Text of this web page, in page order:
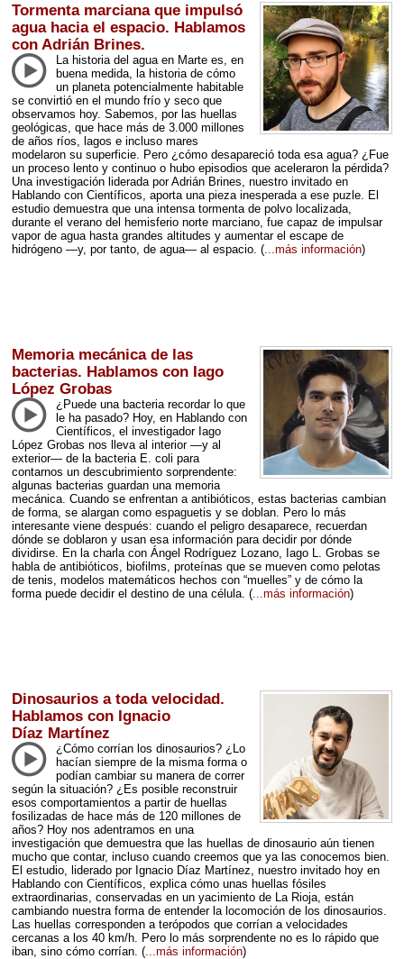
Tormenta marciana que impulsó
agua hacia el espacio. Hablamos
con Adrián Brines.
La historia del agua en Marte es, en
buena medida, la historia de cómo
un planeta potencialmente habitable
se convirtió en el mundo frío y seco que
observamos hoy. Sabemos, por las huellas
geológicas, que hace más de 3.000 millones
de años ríos, lagos e incluso mares
modelaron su superficie. Pero ¿cómo desapareció toda esa agua? ¿Fue
un proceso lento y continuo o hubo episodios que aceleraron la pérdida?
Una investigación liderada por Adrián Brines, nuestro invitado en
Hablando con Científicos, aporta una pieza inesperada a ese puzle. El
estudio demuestra que una intensa tormenta de polvo localizada,
durante el verano del hemisferio norte marciano, fue capaz de impulsar
vapor de agua hasta grandes altitudes y aumentar el escape de
hidrógeno —y, por tanto, de agua— al espacio. (...más información)
Memoria mecánica de las
bacterias. Hablamos con Iago
López Grobas
¿Puede una bacteria recordar lo que
le ha pasado? Hoy, en Hablando con
Científicos, el investigador Iago
López Grobas nos lleva al interior —y al
exterior— de la bacteria E. coli para
contarnos un descubrimiento sorprendente:
algunas bacterias guardan una memoria
mecánica. Cuando se enfrentan a antibióticos, estas bacterias cambian
de forma, se alargan como espaguetis y se doblan. Pero lo más
interesante viene después: cuando el peligro desaparece, recuerdan
dónde se doblaron y usan esa información para decidir por dónde
dividirse. En la charla con Ángel Rodríguez Lozano, Iago L. Grobas se
habla de antibióticos, biofilms, proteínas que se mueven como pelotas
de tenis, modelos matemáticos hechos con “muelles” y de cómo la
forma puede decidir el destino de una célula. (...más información)
Dinosaurios a toda velocidad.
Hablamos con Ignacio
Díaz Martínez
¿Cómo corrían los dinosaurios? ¿Lo
hacían siempre de la misma forma o
podían cambiar su manera de correr
según la situación? ¿Es posible reconstruir
esos comportamientos a partir de huellas
fosilizadas de hace más de 120 millones de
años? Hoy nos adentramos en una
investigación que demuestra que las huellas de dinosaurio aún tienen
mucho que contar, incluso cuando creemos que ya las conocemos bien.
El estudio, liderado por Ignacio Díaz Martínez, nuestro invitado hoy en
Hablando con Científicos, explica cómo unas huellas fósiles
extraordinarias, conservadas en un yacimiento de La Rioja, están
cambiando nuestra forma de entender la locomoción de los dinosaurios.
Las huellas corresponden a terópodos que corrían a velocidades
cercanas a los 40 km/h. Pero lo más sorprendente no es lo rápido que
iban, sino cómo corrían. (...más información)